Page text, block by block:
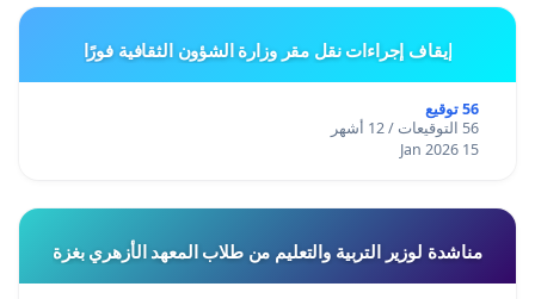
إيقاف إجراءات نقل مقر وزارة الشؤون الثقافية فورًا
56 توقيع
56 التوقيعات / 12 أشهر
15 Jan 2026
مناشدة لوزير التربية والتعليم من طلاب المعهد الأزهري بغزة